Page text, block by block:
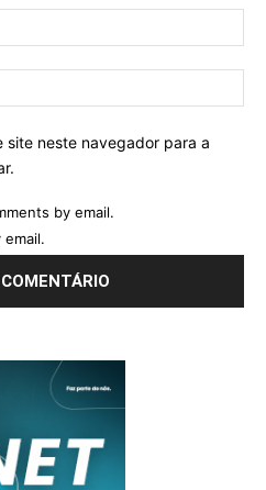
site neste navegador para a
by email.